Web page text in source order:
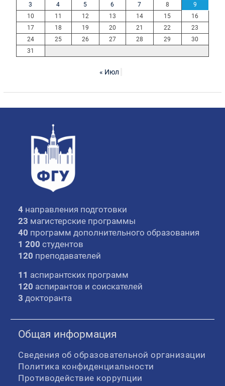
3
4 5 6 7 8
9
10
11 12 13 14 15
16
17
18 19 20 21 22
23
24
25 26 27 28 29
30
31
« Июл
4 направления подготовки
23 магистерские программы
40 программ дополнительного образования
1 200 студентов
120 преподавателей
11 аспирантских программ
120 аспирантов и соискателей
3 докторанта
Общая информация
Сведения об образовательной организации
Политика конфиденциальности
Противодействие коррупции